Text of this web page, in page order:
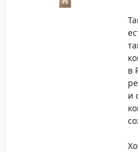
в
и